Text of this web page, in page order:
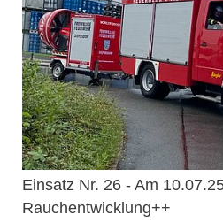
Einsatz Nr. 26 - Am
Rauchentwicklung++